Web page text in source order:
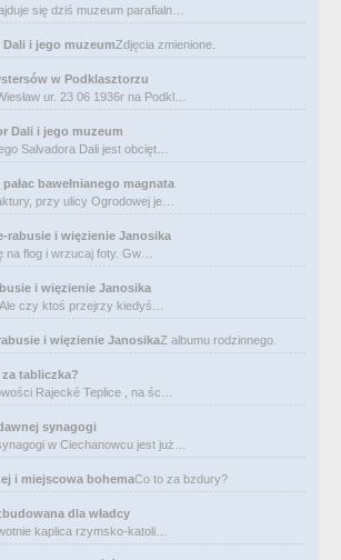
się dziś muzeum parafialn…
Dali i jego muzeumZdjęcia zmienione.
w Podklasztorzu
ur. 23 06 1936r na Podkl…
Dali i jego muzeum
Salvadora Dali jest obcięt…
bawełnianego magnata
przy ulicy Ogrodowej je…
rabusie i więzienie Janosika
na flog i wrzucaj foty. Gw…
i więzienie Janosika
czy ktoś przejrzy kiedyś…
i więzienie JanosikaZ albumu rodzinnego.
tabliczka?
Rajecké Teplice , na śc…
synagogi
w Ciechanowcu jest już…
i miejscowa bohemaCo to za bzdury?
dla władcy
kaplica rzymsko-katoli…